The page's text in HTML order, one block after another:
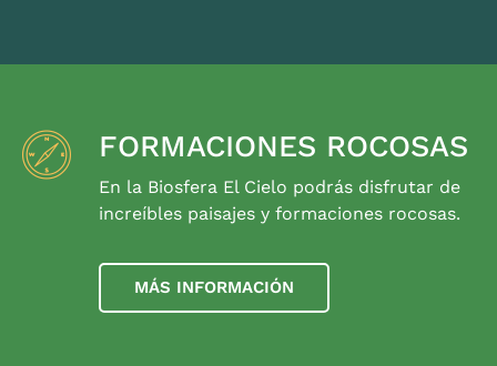
FORMACIONES ROCOSAS
En la Biosfera El Cielo podrás disfrutar de
increíbles paisajes y formaciones rocosas.
MÁS INFORMACIÓN